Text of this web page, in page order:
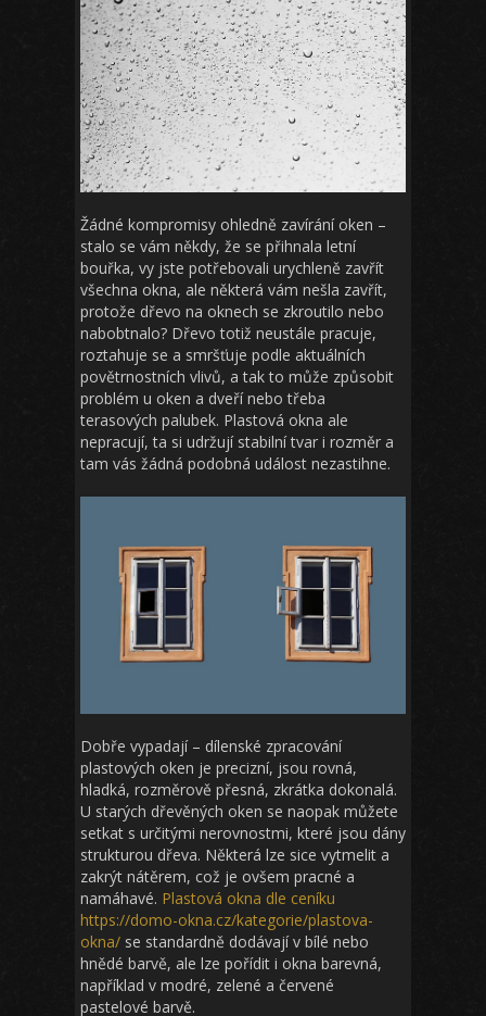
Žádné kompromisy ohledně zavírání oken –
stalo se vám někdy, že se přihnala letní
bouřka, vy jste potřebovali urychleně zavřít
všechna okna, ale některá vám nešla zavřít,
protože dřevo na oknech se zkroutilo nebo
nabobtnalo? Dřevo totiž neustále pracuje,
roztahuje se a smršťuje podle aktuálních
povětrnostních vlivů, a tak to může způsobit
problém u oken a dveří nebo třeba
terasových palubek. Plastová okna ale
nepracují, ta si udržují stabilní tvar i rozměr a
tam vás žádná podobná událost nezastihne.
Dobře vypadají – dílenské zpracování
plastových oken je precizní, jsou rovná,
hladká, rozměrově přesná, zkrátka dokonalá.
U starých dřevěných oken se naopak můžete
setkat s určitými nerovnostmi, které jsou dány
strukturou dřeva. Některá lze sice vytmelit a
zakrýt nátěrem, což je ovšem pracné a
namáhavé. Plastová okna dle ceníku
https://domo-okna.cz/kategorie/plastova-
okna/ se standardně dodávají v bílé nebo
hnědé barvě, ale lze pořídit i okna barevná,
například v modré, zelené a červené
pastelové barvě.